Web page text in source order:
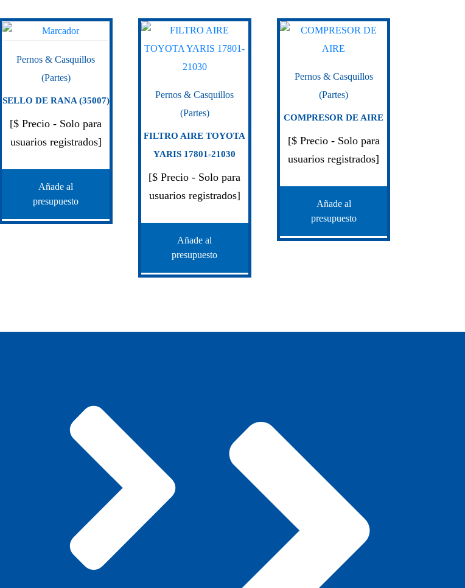
Pernos & Casquillos
(Partes)
SELLO DE RANA (35007)
[$ Precio - Solo para
usuarios registrados]
Añade al
presupuesto
Pernos & Casquillos
(Partes)
FILTRO AIRE TOYOTA
YARIS 17801-21030
[$ Precio - Solo para
usuarios registrados]
Añade al
presupuesto
Pernos & Casquillos
(Partes)
COMPRESOR DE AIRE
[$ Precio - Solo para
usuarios registrados]
Añade al
presupuesto